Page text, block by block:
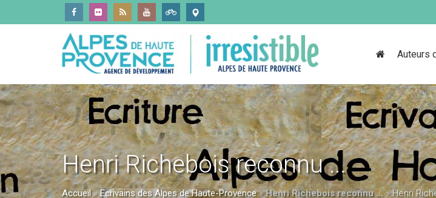
Auteurs
Henri Richebois reconnu ...
Accueil»Ecrivains des Alpes de Haute-Provence»Henri Richebois reconnu ...»Henri